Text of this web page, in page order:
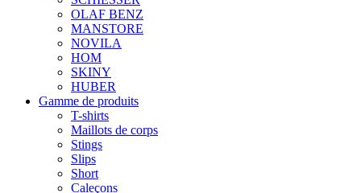
OLAF BENZ
MANSTORE
NOVILA
HOM
SKINY
HUBER
Gamme de produits
T-shirts
Maillots de corps
Stings
Slips
Short
Caleçons